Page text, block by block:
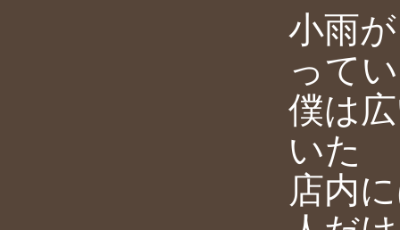
小雨
って
僕は
いた
店内